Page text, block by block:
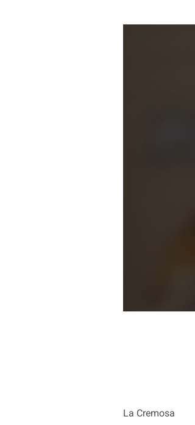
La Cremosa